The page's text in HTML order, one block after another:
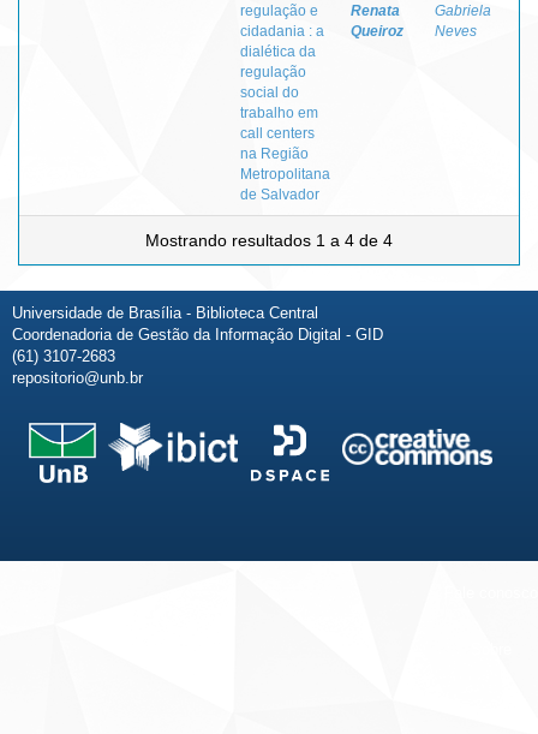
regulação e
cidadania : a
dialética da
regulação
social do
trabalho em
call centers
na Região
Metropolitana
de Salvador
Renata
Queiroz
Gabriela
Neves
Mostrando resultados 1 a 4 de 4
Universidade de Brasília - Biblioteca Central
Coordenadoria de Gestão da Informação Digital - GID
(61) 3107-2683
repositorio@unb.br